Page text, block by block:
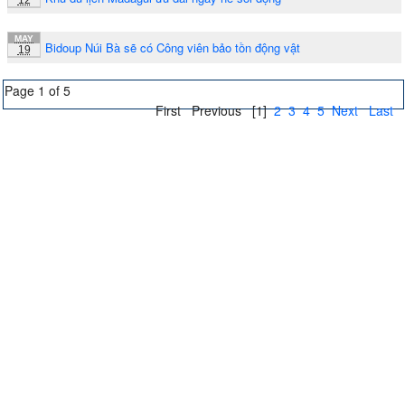
MAY
19 Bidoup Núi Bà sẽ có Công viên bảo tồn động vật
Page 1 of 5
First Previous [1] 2 3 4 5 Next Last